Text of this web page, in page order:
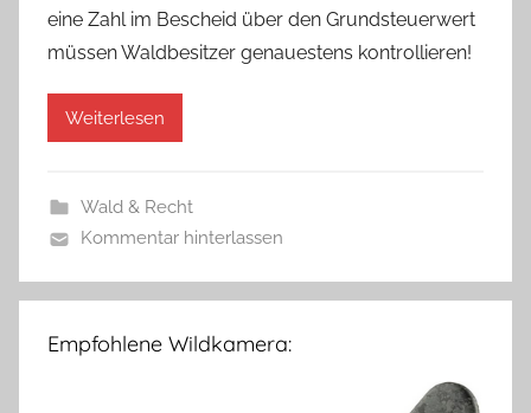
eine Zahl im Bescheid über den Grundsteuerwert
müssen Waldbesitzer genauestens kontrollieren!
Weiterlesen
Wald & Recht
Kommentar hinterlassen
Empfohlene Wildkamera: